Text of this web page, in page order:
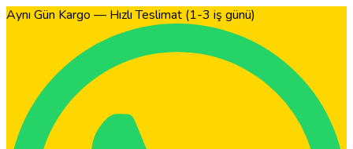
Aynı Gün Kargo — Hızlı Teslimat (1-3 iş günü)